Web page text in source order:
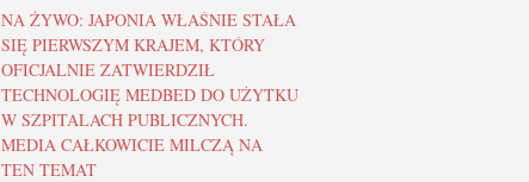
NA ŻYWO: JAPONIA WŁAŚNIE STAŁA
SIĘ PIERWSZYM KRAJEM, KTÓRY
OFICJALNIE ZATWIERDZIŁ
TECHNOLOGIĘ MEDBED DO UŻYTKU
W SZPITALACH PUBLICZNYCH.
MEDIA CAŁKOWICIE MILCZĄ NA
TEN TEMAT